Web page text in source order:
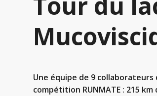
Une équipe de 9 collaborateurs
compétition RUNMATE : 215